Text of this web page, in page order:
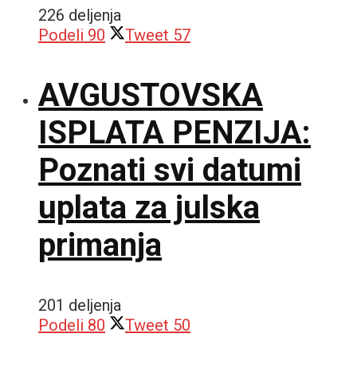
226 deljenja
Podeli 90 Tweet 57
AVGUSTOVSKA
ISPLATA PENZIJA:
Poznati svi datumi
uplata za julska
primanja
201 deljenja
Podeli 80 Tweet 50